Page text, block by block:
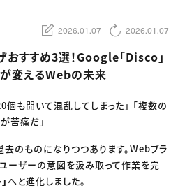
のお知らせ
2026.01.07 2026.01.07
おすすめ3選！Google「Disco」
変えるWebの未来
個も開いて混乱してしまった」 「複数の
苦痛だ」
のものになりつつあります。Webブラ
ーザーの意図を汲み取って作業を完
へと進化しました。